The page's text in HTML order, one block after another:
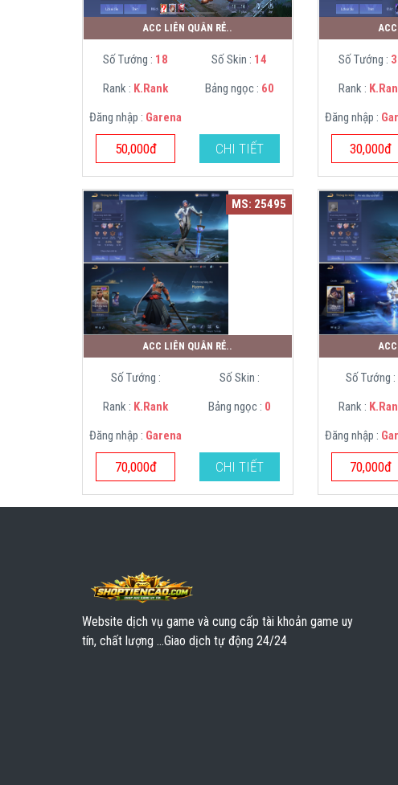
ACC LIÊN QUÂN RẺ..
Số Tướng : 18 Số Skin : 14
Rank : K.Rank Bảng ngọc : 60
Đăng nhập : Garena
50,000đ CHI TIẾT
Số Tướng :
Rank :
Đăng nhập :
30,000đ
MS: 25495
ACC LIÊN QUÂN RẺ..
Số Tướng :
Số Skin :
Rank : K.Rank Bảng ngọc : 0
Đăng nhập : Garena
70,000đ CHI TIẾT
Số Tướng :
Rank :
Đăng nhập :
70,000đ
Website dịch vụ game và cung cấp tài khoản game uy
tín, chất lượng ...Giao dịch tự động 24/24